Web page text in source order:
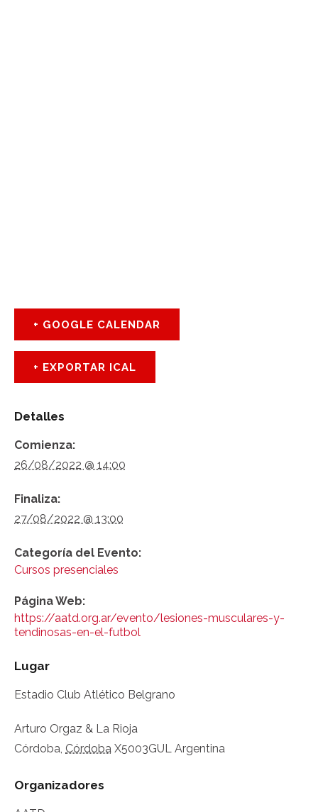
+ GOOGLE CALENDAR
+ EXPORTAR ICAL
Detalles
Comienza:
26/08/2022 @ 14:00
Finaliza:
27/08/2022 @ 13:00
Categoría del Evento:
Cursos presenciales
Página Web:
https://aatd.org.ar/evento/lesiones-musculares-y-
tendinosas-en-el-futbol
Lugar
Estadio Club Atlético Belgrano
Arturo Orgaz & La Rioja
Córdoba, Córdoba X5003GUL Argentina
Organizadores